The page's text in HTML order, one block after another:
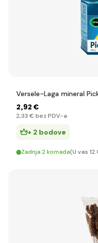
Versele-Laga mineral
2,92 €
2,33 € bez PDV-a
+ 2 bodove
Zadnja 2 komada(U vas